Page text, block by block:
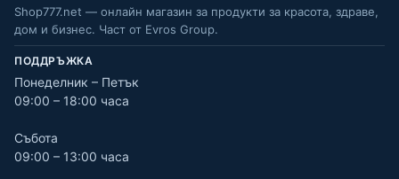
Shop777.net — онлайн магазин за продукти за красота, здраве,
дом и бизнес. Част от Evros Group.
ПОДДРЪЖКА
Понеделник – Петък
09:00 – 18:00 часа
Събота
09:00 – 13:00 часа